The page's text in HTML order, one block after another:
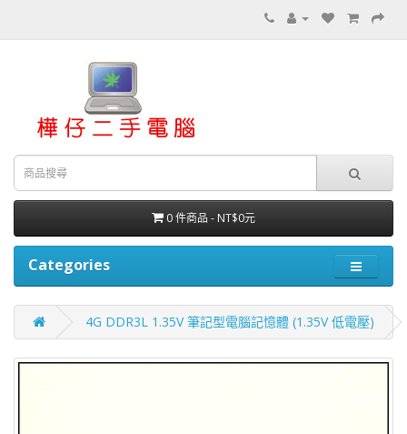
0 件商品 - NT$0元
Categories
4G DDR3L 1.35V 筆記型電腦記憶體 (1.35V 低電壓)